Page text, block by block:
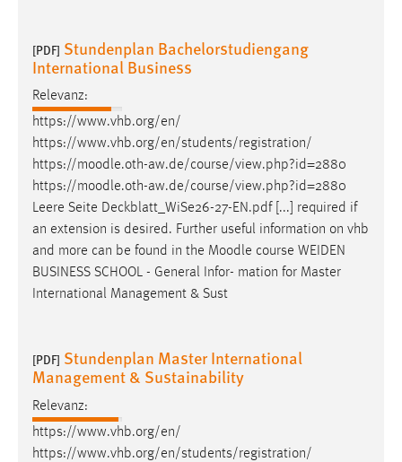
[PDF] Stundenplan Bachelorstudiengang
International Business
Relevanz:
https://www.vhb.org/en/
https://www.vhb.org/en/students/registration/
https://moodle.oth-aw.de/course/view.php?id=2880
https://moodle.oth-aw.de/course/view.php?id=2880
Leere Seite Deckblatt_WiSe26-27-EN.pdf [...] required if
an extension is desired. Further useful information on vhb
and more can be found in the Moodle course WEIDEN
BUSINESS SCHOOL - General Infor- mation for Master
International Management & Sust
[PDF] Stundenplan Master International
Management & Sustainability
Relevanz:
https://www.vhb.org/en/
https://www.vhb.org/en/students/registration/